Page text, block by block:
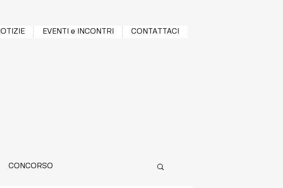
EVENTI e INCONTRI CONTATTACI
CONCORSO